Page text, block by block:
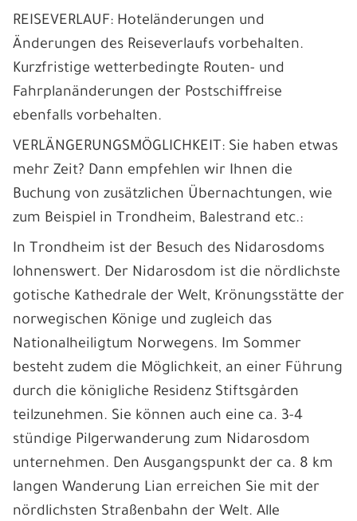
REISEVERLAUF: Hoteländerungen und
Änderungen des Reiseverlaufs vorbehalten.
Kurzfristige wetterbedingte Routen- und
Fahrplanänderungen der Postschiffreise
ebenfalls vorbehalten.
VERLÄNGERUNGSMÖGLICHKEIT: Sie haben etwas
mehr Zeit? Dann empfehlen wir Ihnen die
Buchung von zusätzlichen Übernachtungen, wie
zum Beispiel in Trondheim, Balestrand etc.:
In Trondheim ist der Besuch des Nidarosdoms
lohnenswert. Der Nidarosdom ist die nördlichste
gotische Kathedrale der Welt, Krönungsstätte der
norwegischen Könige und zugleich das
Nationalheiligtum Norwegens. Im Sommer
besteht zudem die Möglichkeit, an einer Führung
durch die königliche Residenz Stiftsgården
teilzunehmen. Sie können auch eine ca. 3-4
stündige Pilgerwanderung zum Nidarosdom
unternehmen. Den Ausgangspunkt der ca. 8 km
langen Wanderung Lian erreichen Sie mit der
nördlichsten Straßenbahn der Welt. Alle